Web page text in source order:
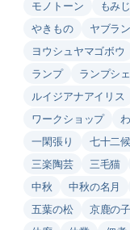
モノトーン
もみじ
やきもの
ヤブラン
ヨウシュヤマゴボウ
ランプ
ランプシ
ルイジアナアイリス
ワークショップ
一閑張り
七十二候
三楽陶芸
三毛猫
中秋
中秋の名月
五葉の松
京鹿の子